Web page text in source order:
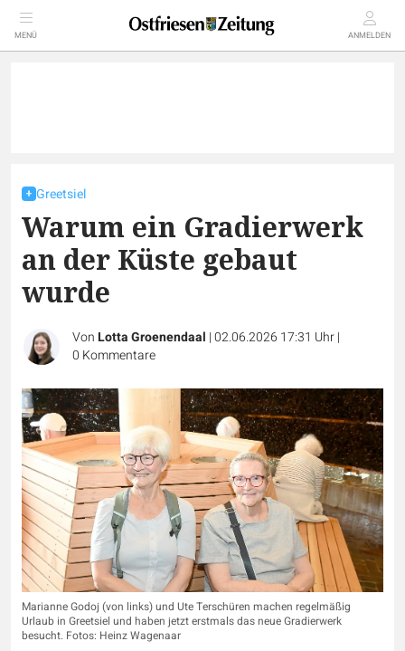
MENÜ ANMELDEN
Greetsiel
Warum ein Gradierwerk
an der Küste gebaut
wurde
VonLotta Groenendaal |02.06.2026 17:31 Uhr|
0 Kommentare
Marianne Godoj (von links) und Ute Terschüren machen regelmäßig
Urlaub in Greetsiel und haben jetzt erstmals das neue Gradierwerk
besucht. Fotos: Heinz Wagenaar